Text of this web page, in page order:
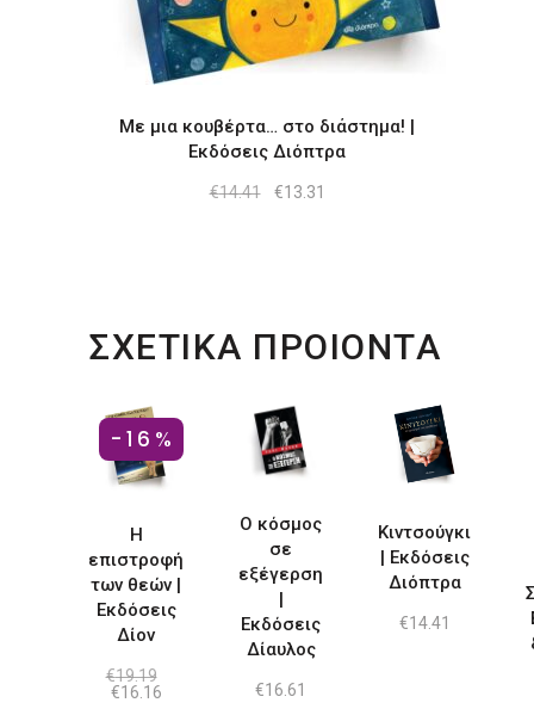
Με μια κουβέρτα… στο διάστημα! |
Εκδόσεις Διόπτρα
€14.41
Original
€13.31
ΣΧΕΤΙΚΑ ΠΡΟΙΟΝΤΑ
-16%
Η
επιστροφή
των θεών |
Εκδόσεις
Δίον
€19.19
Original
€16.16Η
Ο κόσμος
σε
εξέγερση
|
Εκδόσεις
Δίαυλος
€16.61
Κιντσούγκι
| Εκδόσεις
Διόπτρα
€14.41